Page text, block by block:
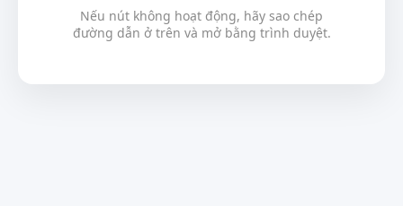
Nếu nút không hoạt động, hãy sao chép
đường dẫn ở trên và mở bằng trình duyệt.